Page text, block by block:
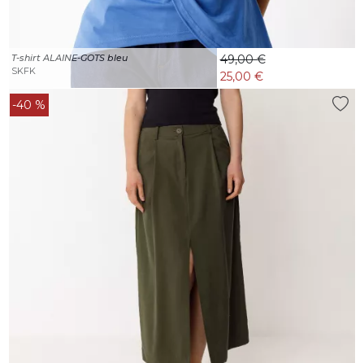
T-shirt ALAINE-GOTS bleu
SKFK
49,00 €
25,00 €
-40 %